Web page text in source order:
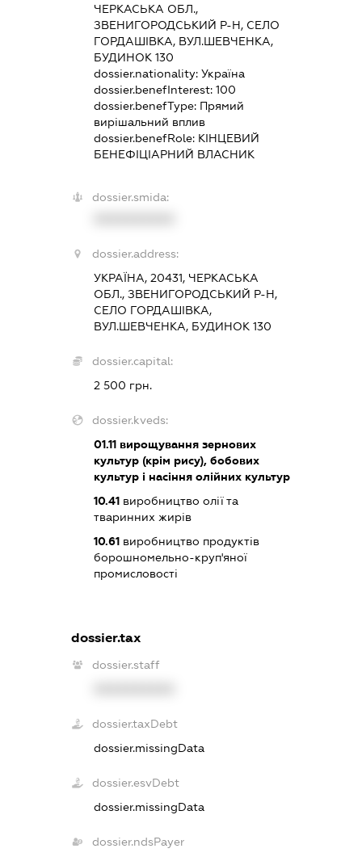
ЧЕРКАСЬКА ОБЛ.,
ЗВЕНИГОРОДСЬКИЙ Р-Н, СЕЛО
ГОРДАШІВКА, ВУЛ.ШЕВЧЕНКА,
БУДИНОК 130
dossier.nationality: Україна
dossier.benefInterest: 100
dossier.benefType: Прямий
вирішальний вплив
dossier.benefRole: КІНЦЕВИЙ
БЕНЕФІЦІАРНИЙ ВЛАСНИК
dossier.smida:
dossier.address:
УКРАЇНА, 20431, ЧЕРКАСЬКА
ОБЛ., ЗВЕНИГОРОДСЬКИЙ Р-Н,
СЕЛО ГОРДАШІВКА,
ВУЛ.ШЕВЧЕНКА, БУДИНОК 130
dossier.capital:
2 500 грн.
dossier.kveds:
01.11вирощування зернових
культур (крім рису), бобових
культур і насіння олійних культур
10.41виробництво олії та
тваринних жирів
10.61виробництво продуктів
борошномельно-круп'яної
промисловості
dossier.tax
dossier.staff
dossier.taxDebt
dossier.missingData
dossier.esvDebt
dossier.missingData
dossier.ndsPayer